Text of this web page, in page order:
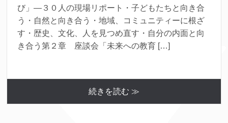
び」―３０人の現場リポート・子どもたちと向き合
う・自然と向き合う・地域、コミュニティーに根ざ
す・歴史、文化、人を見つめ直す・自分の内面と向
き合う第２章 座談会「未来への教育 […]
続きを読む ≫